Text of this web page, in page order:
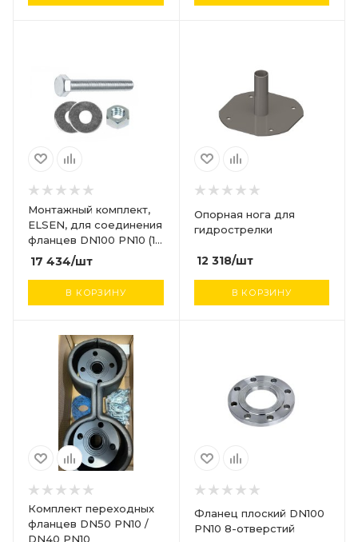
Монтажный комплект,
ELSEN, для соединения
фланцев DN100 PN10 (16
гаек, 16 болтов, 32
шайбы, 2 уплотнения)
17 434/шт
В КОРЗИНУ
Опорная нога для
гидрострелки
12 318/шт
В КОРЗИНУ
Комплект переходных
фланцев DN50 PN10 /
DN40 PN10
Фланец плоский DN100
PN10 8-отверстий